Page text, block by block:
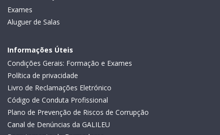
Exames
Aluguer de Salas
Informações Úteis
Condições Gerais: Formação e Exames
Política de privacidade
Livro de Reclamações Eletrónico
Código de Conduta Profissional
Plano de Prevenção de Riscos de Corrupção
Canal de Denúncias da GALILEU